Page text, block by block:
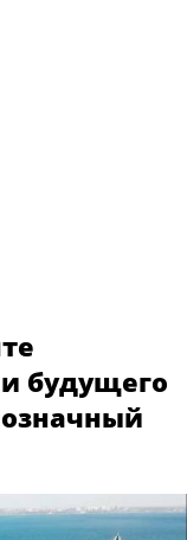
будущего